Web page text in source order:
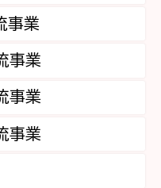
事業
事業
事業
事業